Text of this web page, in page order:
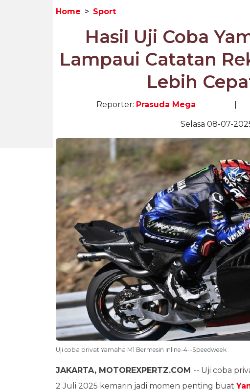
Home Sport
Hasil Uji Coba
Lampaui Catatan
Lebih
Reporter: Prasuda Mega
Selasa 08-07-
Uji coba privat Yamaha M1 Bermesin Inline-4--Speedweek
JAKARTA, MOTOREXPERTZ.COM -- Uji coba
2 Juli 2025 kemarin jadi momen penting buat